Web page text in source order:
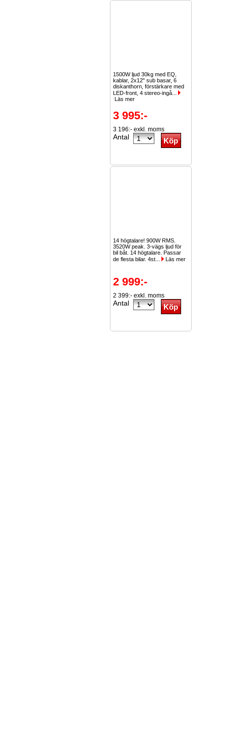
1500W ljud 30kg med EQ,
kablar, 2x12" sub basar, 6
diskanthorn, förstärkare med
LED-front, 4 stereo-ingå...
Läs mer
3 995:-
3 196:- exkl. moms
Antal
14 högtalare! 900W RMS.
3520W peak. 3-vägs ljud för
bil båt. 14 högtalare. Passar
de flesta bilar. 4st...
Läs mer
2 999:-
2 399:- exkl. moms
Antal